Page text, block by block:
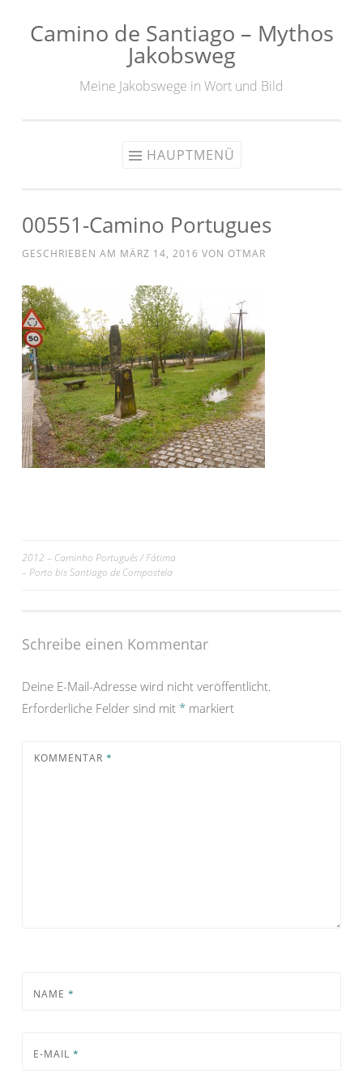
Zum
Camino de Santiago – Mythos
Jakobsweg
Meine Jakobswege in Wort und Bild
HAUPTMENÜ
00551-Camino Portugues
GESCHRIEBEN AM MÄRZ 14, 2016 VON OTMAR
Beitrags-
2012 – Caminho Português / Fátima
– Porto bis Santiago de Compostela
Schreibe einen Kommentar
Deine E-Mail-Adresse wird nicht veröffentlicht.
Erforderliche Felder sind mit * markiert
KOMMENTAR *
NAME *
E-MAIL *